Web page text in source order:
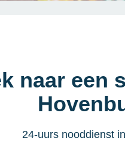
naar een
24-uurs nooddienst